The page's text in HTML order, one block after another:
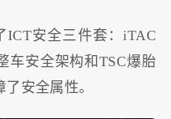
ICT安全三件套：iTAC
车安全架构和TSC爆胎
安全属性。